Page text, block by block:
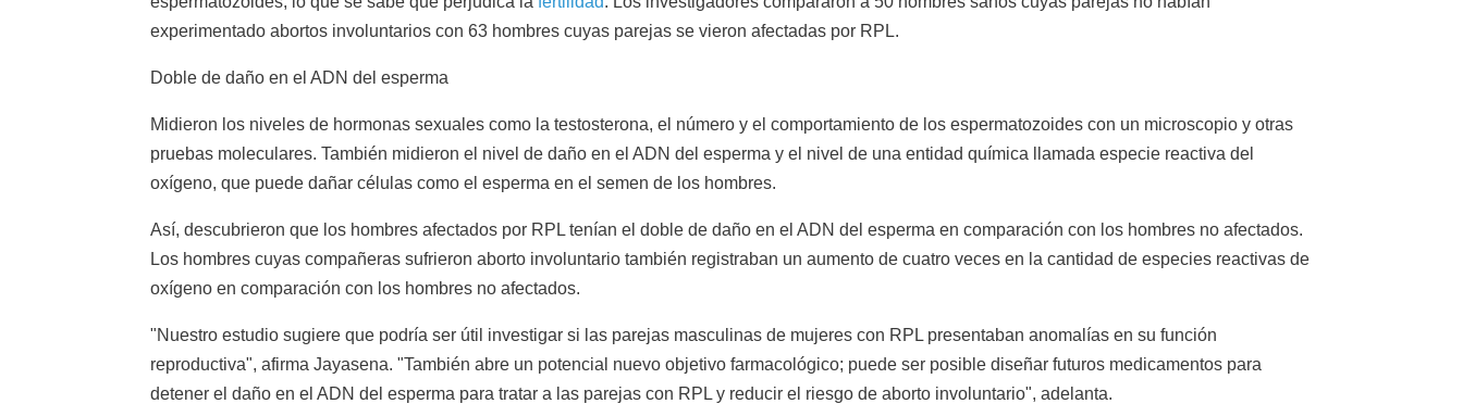
experimentado abortos involuntarios con 63 hombres cuyas parejas se vieron afectadas por RPL.
Doble de daño en el ADN del esperma
Midieron los niveles de hormonas sexuales como la testosterona, el número y el comportamiento de los espermatozoides con un microscopio y otras
pruebas moleculares. También midieron el nivel de daño en el ADN del esperma y el nivel de una entidad química llamada especie reactiva del
oxígeno, que puede dañar células como el esperma en el semen de los hombres.
Así, descubrieron que los hombres afectados por RPL tenían el doble de daño en el ADN del esperma en comparación con los hombres no afectados.
Los hombres cuyas compañeras sufrieron aborto involuntario también registraban un aumento de cuatro veces en la cantidad de especies reactivas de
oxígeno en comparación con los hombres no afectados.
"Nuestro estudio sugiere que podría ser útil investigar si las parejas masculinas de mujeres con RPL presentaban anomalías en su función
reproductiva", afirma Jayasena. "También abre un potencial nuevo objetivo farmacológico; puede ser posible diseñar futuros medicamentos para
detener el daño en el ADN del esperma para tratar a las parejas con RPL y reducir el riesgo de aborto involuntario", adelanta.